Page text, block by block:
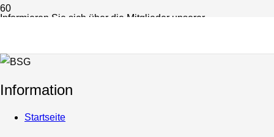
Informieren Sie sich über die Mitglieder unserer
Information
Startseite